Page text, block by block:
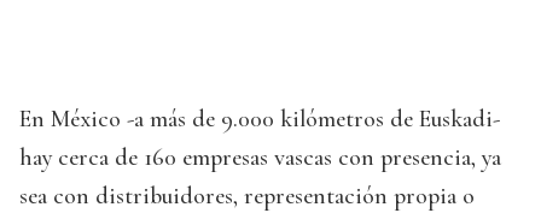
En México -a más de 9.000 kilómetros de Euskadi-
hay cerca de 160 empresas vascas con presencia, ya
sea con distribuidores, representación propia o